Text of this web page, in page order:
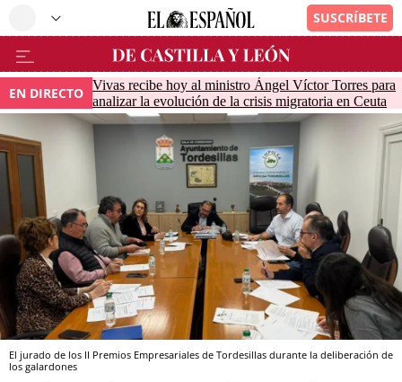
EN DIRECTO Vivas recibe hoy al ministro Ángel Víctor Torres para
analizar la evolución de la crisis migratoria en Ceuta
El jurado de los II Premios Empresariales de Tordesillas durante la deliberación de
los galardones